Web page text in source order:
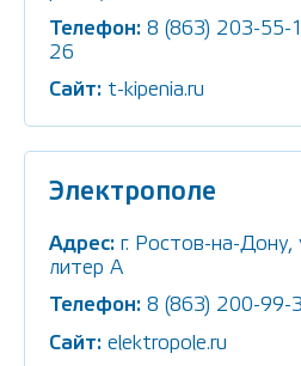
Телефон: 8 (863) 203-55-
26
Сайт: t-kipenia.ru
Электрополе
Адрес: г. Ростов-на-Дону,
литер А
Телефон: 8 (863) 200-99-
Сайт: elektropole.ru